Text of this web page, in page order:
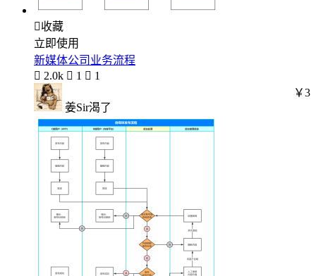
收藏
立即使用
新媒体公司业务流程
 2.0k  1  1
姜Sir渴了
￥3